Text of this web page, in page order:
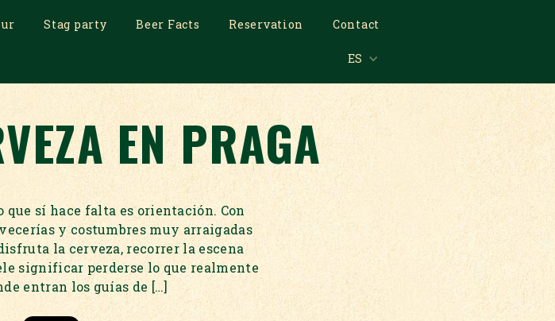
Stag party Beer Facts Reservation Contact
ES
EN PRAGA
que sí hace falta es orientación. Con
y costumbres muy arraigadas
la cerveza, recorrer la escena
significar perderse lo que realmente
entran los guías de […]